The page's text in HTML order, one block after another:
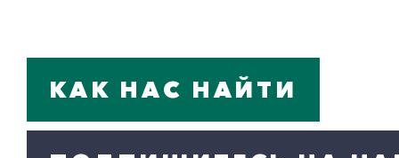
КАК НАС НАЙТИ